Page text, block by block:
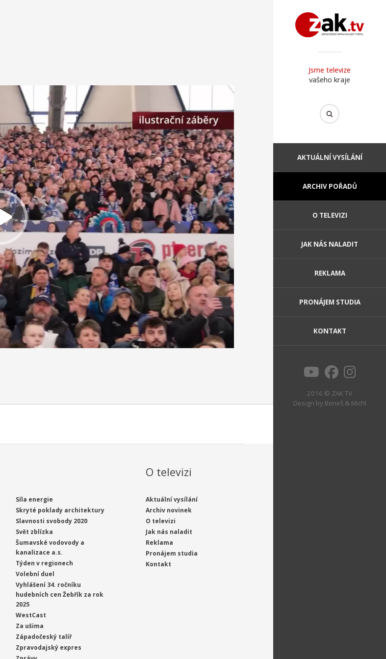
Jsme televize
vašeho kraje
AKTUÁLNÍ VYSÍLÁNÍ
ARCHIV POŘADŮ
O TELEVIZI
JAK NÁS NALADIT
REKLAMA
PRONÁJEM STUDIA
KONTAKT
2016 © ZAK TV
Design by Beneš & Michl
Síla energie
Skryté poklady architektury
Slavnosti svobody 2020
Svět zblízka
Šumavské vodovody a
kanalizace a.s.
Týden v regionech
Volební duel
Vyhlášení 34. ročníku
hudebních cen Žebřík za rok
2025
WestCast
Za ušima
Západočeský talíř
Zpravodajský expres
O televizi
Aktuální vysílání
Archiv novinek
O televizi
Jak nás naladit
Reklama
Pronájem studia
Kontakt